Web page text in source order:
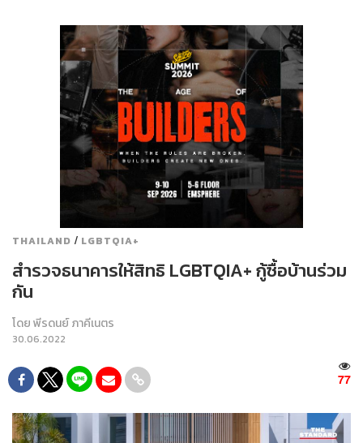
THAILAND / LGBTQIA+
สำรวจธนาคารให้สิทธิ LGBTQIA+ กู้ซื้อบ้านร่วม
กัน
โดยพีรดนย์ ภาคีเนตร
30.06.2022
77